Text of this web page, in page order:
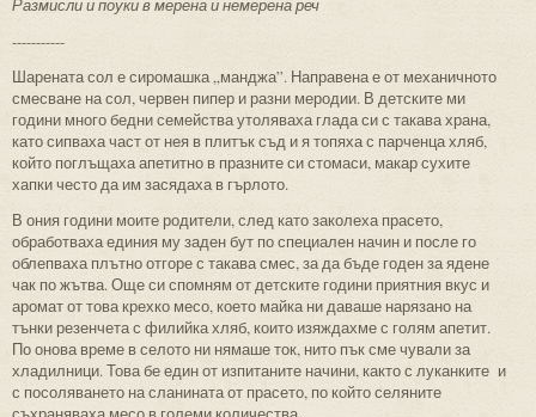
Размисли и поуки в мерена и немерена реч
-----------
Шарената сол е сиромашка „манджа”. Направена е от механичното
смесване на сол, червен пипер и разни меродии. В детските ми
години много бедни семейства утоляваха глада си с такава храна,
като сипваха част от нея в плитък съд и я топяха с парченца хляб,
който поглъщаха апетитно в празните си стомаси, макар сухите
хапки често да им засядаха в гърлото.
В ония години моите родители, след като заколеха прасето,
обработваха единия му заден бут по специален начин и после го
облепваха плътно отгоре с такава смес, за да бъде годен за ядене
чак по жътва. Още си спомням от детските години приятния вкус и
аромат от това крехко месо, което майка ни даваше нарязано на
тънки резенчета с филийка хляб, които изяждахме с голям апетит.
По онова време в селото ни нямаше ток, нито пък сме чували за
хладилници. Това бе един от изпитаните начини, както с луканките и
с посоляването на сланината от прасето, по който селяните